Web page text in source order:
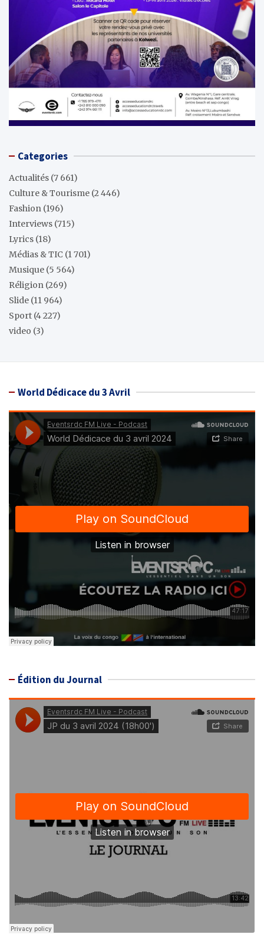
Categories
Actualités (7 661)
Culture & Tourisme (2 446)
Fashion (196)
Interviews (715)
Lyrics (18)
Médias & TIC (1 701)
Musique (5 564)
Réligion (269)
Slide (11 964)
Sport (4 227)
video (3)
World Dédicace du 3 Avril
Édition du Journal